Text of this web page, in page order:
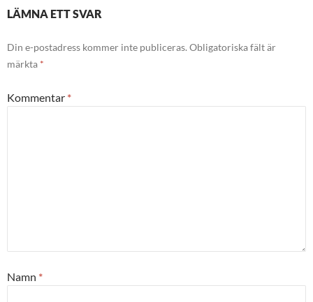
LÄMNA ETT SVAR
Din e-postadress kommer inte publiceras. Obligatoriska fält är
märkta *
Kommentar *
Namn *